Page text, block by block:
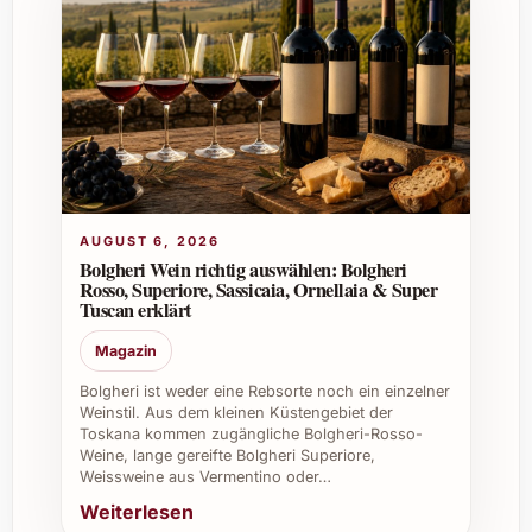
vielfältige Anlässe:
Geburtstagsfeiern und Jubiläen
Hochzeiten und Verlobungen
Weihnachtsfeiern und Silvesterpartys
Sommerfeste und Gartenpartys
Firmenevents und geschäftliche
Meetings
Sein aussergewöhnlicher Charakter macht ihn
auch zum perfekten Geschenk für
Champagnerliebhaber oder besondere
Momente mit Familie und Freunden.
FAQ zu Leclerc Briant Le Clos des
Trois Clochers Extra Brut 2018
1. Was zeichnet den Leclerc Briant Le Clos
AUGUST 6, 2026
Bolgheri Wein richtig auswählen: Bolgheri
Rosso, Superiore, Sassicaia, Ornellaia & Super
Tuscan erklärt
Magazin
Bolgheri ist weder eine Rebsorte noch ein einzelner
Weinstil. Aus dem kleinen Küstengebiet der
Toskana kommen zugängliche Bolgheri-Rosso-
Weine, lange gereifte Bolgheri Superiore,
Weissweine aus Vermentino oder…
Weiterlesen